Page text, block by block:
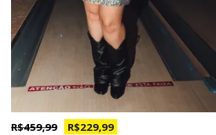
R$ 459,99 R$ 229,99